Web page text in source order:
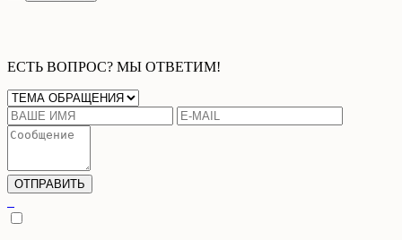
ЕСТЬ ВОПРОС? МЫ ОТВЕТИМ!